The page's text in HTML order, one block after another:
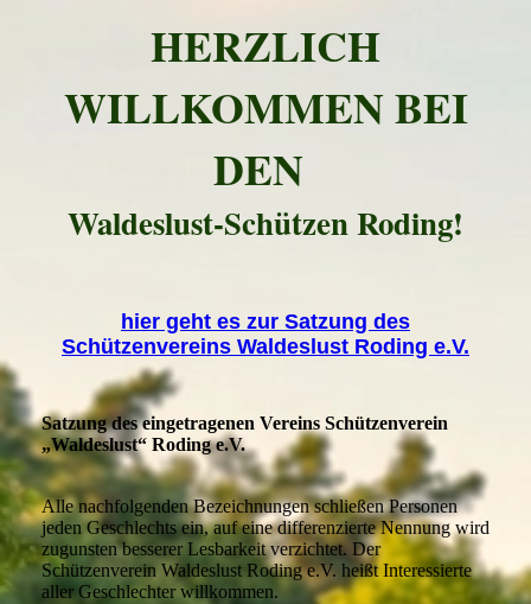
HERZLICH
WILLKOMMEN BEI
DEN
Waldeslust-Schützen Roding!
hier geht es zur Satzung des
Schützenvereins Waldeslust Roding e.V.
Satzung des eingetragenen Vereins Schützenverein
„Waldeslust“ Roding e.V.
Alle nachfolgenden Bezeichnungen schließen Personen
jeden Geschlechts ein, auf eine differenzierte Nennung wird
zugunsten besserer Lesbarkeit verzichtet. Der
Schützenverein Waldeslust Roding e.V. heißt Interessierte
aller Geschlechter willkommen.